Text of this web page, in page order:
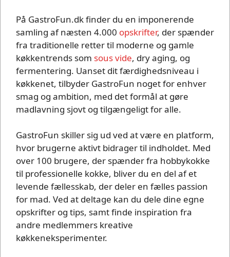
På GastroFun.dk finder du en imponerende
samling af næsten 4.000 opskrifter, der spænder
fra traditionelle retter til moderne og gamle
køkkentrends som sous vide, dry aging, og
fermentering. Uanset dit færdighedsniveau i
køkkenet, tilbyder GastroFun noget for enhver
smag og ambition, med det formål at gøre
madlavning sjovt og tilgængeligt for alle.
GastroFun skiller sig ud ved at være en platform,
hvor brugerne aktivt bidrager til indholdet. Med
over 100 brugere, der spænder fra hobbykokke
til professionelle kokke, bliver du en del af et
levende fællesskab, der deler en fælles passion
for mad. Ved at deltage kan du dele dine egne
opskrifter og tips, samt finde inspiration fra
andre medlemmers kreative
køkkeneksperimenter.